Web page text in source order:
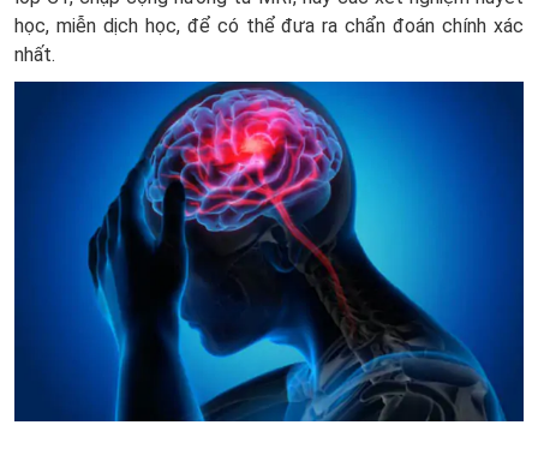
học, miễn dịch học, để có thể đưa ra chẩn đoán chính xác
nhất.